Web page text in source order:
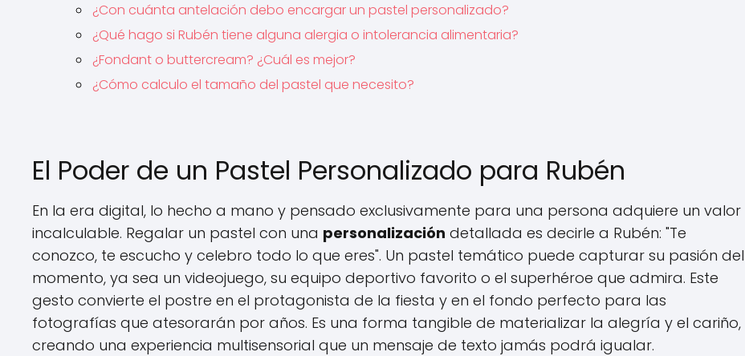
¿Con cuánta antelación debo encargar un pastel personalizado?
¿Qué hago si Rubén tiene alguna alergia o intolerancia alimentaria?
¿Fondant o buttercream? ¿Cuál es mejor?
¿Cómo calculo el tamaño del pastel que necesito?
El Poder de un Pastel Personalizado para Rubén
En la era digital, lo hecho a mano y pensado exclusivamente para una persona adquiere un valor
incalculable. Regalar un pastel con una personalización detallada es decirle a Rubén: "Te
conozco, te escucho y celebro todo lo que eres". Un pastel temático puede capturar su pasión del
momento, ya sea un videojuego, su equipo deportivo favorito o el superhéroe que admira. Este
gesto convierte el postre en el protagonista de la fiesta y en el fondo perfecto para las
fotografías que atesorarán por años. Es una forma tangible de materializar la alegría y el cariño,
creando una experiencia multisensorial que un mensaje de texto jamás podrá igualar.